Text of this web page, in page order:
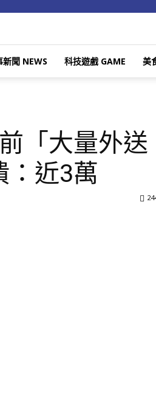
新聞 NEWS 科技遊戲 GAME 美
「大量外送
：近3萬